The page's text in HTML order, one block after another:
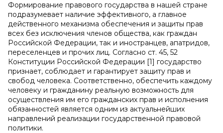
Формирование правового государства в нашей стране
подразумевает наличие эффективного, а главное
действенного механизма обеспечения и защиты прав
всех без исключения членов общества, как граждан
Российской Федерации, так и иностранцев, апатридов,
переселенцев и прочих лиц. Согласно ст. 45, 52
Конституции Российской Федерации [1] государство
признает, соблюдает и гарантирует защиту прав и
свобод человека. Соответственно, обеспечить каждому
человеку и гражданину реальную возможность для
осуществления им его гражданских прав и исполнения
обязанностей является одним из актуальнейших
направлений реализации государственной правовой
политики.